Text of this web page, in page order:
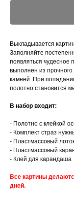
Выкладывается
Заполняйте
появляться
выполнен из
камней. При
полотно становится
В набор входит:
- Полотно с клейкой
- Комплект страз
- Пластмассовый
- Пластмассовый
- Клей для карандаша
Все картины
дней.